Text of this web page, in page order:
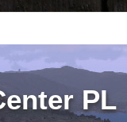
PL